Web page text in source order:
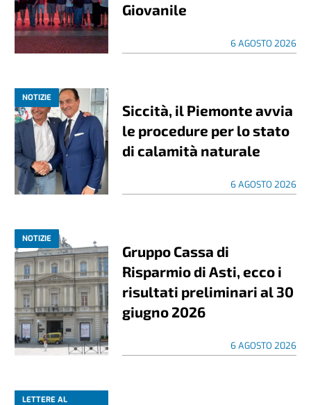
Giovanile
6 AGOSTO 2026
NOTIZIE
Siccità, il Piemonte avvia
le procedure per lo stato
di calamità naturale
6 AGOSTO 2026
NOTIZIE
Gruppo Cassa di
Risparmio di Asti, ecco i
risultati preliminari al 30
giugno 2026
6 AGOSTO 2026
LETTERE AL